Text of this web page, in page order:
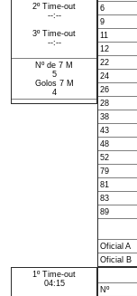
2º Time-out
--:--
3º Time-out
--:--
Nº de 7 M
5
Golos 7 M
4
6
9
11
12
22
24
26
28
38
43
48
52
79
81
83
89
Oficial A
Oficial B
1º Time-out
04:15
Nº